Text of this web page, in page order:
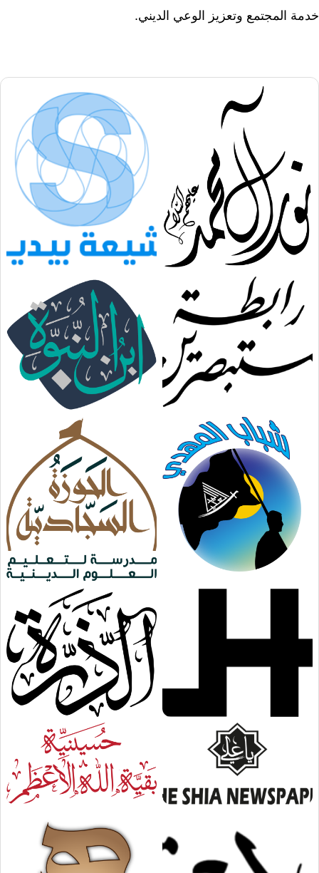
خدمة المجتمع وتعزيز الوعي الديني.